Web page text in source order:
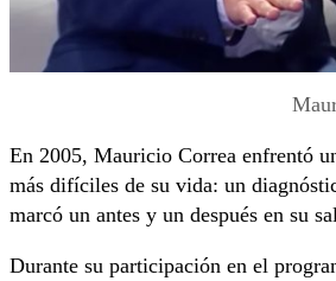
En 2005, Mauricio Correa enfrentó
más difíciles de su vida: un
marcó un antes y un después en su
Durante su participación en el